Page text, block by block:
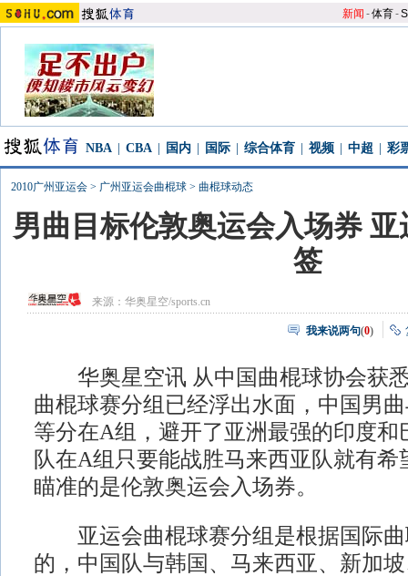
新闻 -体育-S
NBA CBA 国内 国际 综合体育 视频 中超 彩
2010广州亚运会 > 广州亚运会曲棍球 > 曲棍球动态
男曲目标伦敦奥运会入场券
签
来源：华奥星空/sports.cn
我来说两句(0)
华奥星空讯 从中国曲棍球协会获悉
曲棍球赛分组已经浮出水面，中国男
等分在A组，避开了亚洲最强的印度和
队在A组只要能战胜马来西亚队就有希
瞄准的是伦敦奥运会入场券。
亚运会曲棍球赛分组是根据国际曲
的，中国队与韩国、马来西亚、新加